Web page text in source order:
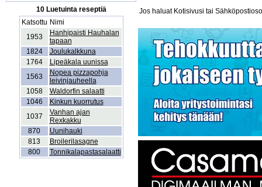
10 Luetuinta reseptiä
Katsottu Nimi
1953
Hanhipaisti Hauhalan
tapaan
1824
Joulukalkkuna
1764
Lipeäkala uunissa
1563
Nopea pizzapohja
leivinjauheella
1058
Waldorfin salaatti
1046
Kinkun kuorrutus
1037
Vanhan ajan
Rexkakku
870
Uunihauki
813
Broilerilasagne
800
Tonnikalapastasalaatti
Jos haluat Kotisivusi tai